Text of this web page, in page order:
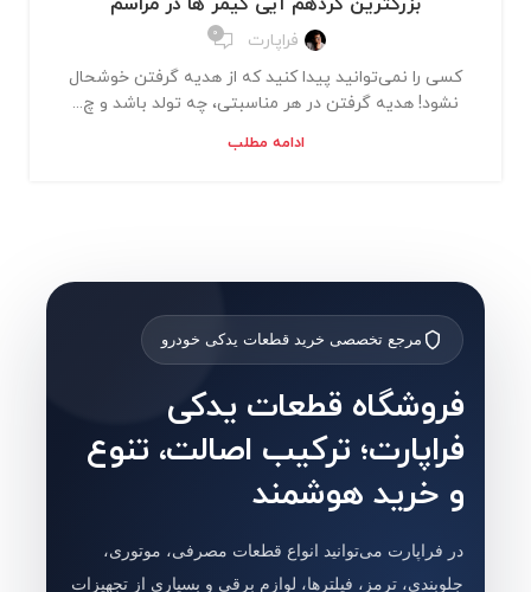
فراپارت 0
کسی را نمی‌توانید پیدا کنید که از هدیه گرفتن خوشحال
نشود! هدیه گرفتن در هر مناسبتی، چه تولد باشد و چ...
ادامه مطلب
مرجع تخصصی خرید قطعات یدکی خودرو
فروشگاه قطعات یدکی
فراپارت؛ ترکیب اصالت، تنوع
و خرید هوشمند
در فراپارت می‌توانید انواع قطعات مصرفی، موتوری،
جلوبندی، ترمز، فیلترها، لوازم برقی و بسیاری از تجهیزات